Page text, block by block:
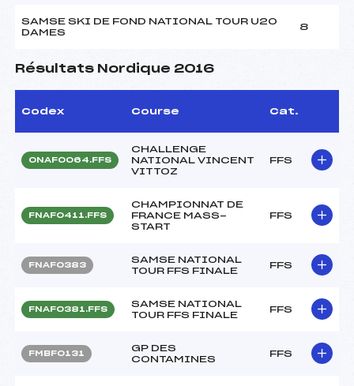
SAMSE SKI DE FOND NATIONAL TOUR U20
DAMES
8
Résultats Nordique 2016
Codex Course Cat.
ONAF0064.FFS
CHALLENGE
NATIONAL VINCENT
VITTOZ
FFS
FNAF0411.FFS
CHAMPIONNAT DE
FRANCE MASS-
START
FFS
FNAF0383
SAMSE NATIONAL
TOUR FFS FINALE
FFS
FNAF0381.FFS
SAMSE NATIONAL
TOUR FFS FINALE
FFS
FMBF0131
GP DES
CONTAMINES
FFS